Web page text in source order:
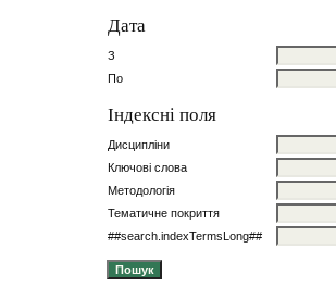
Дата
З
По
Індексні поля
Дисципліни
Ключові слова
Методологія
Тематичне покриття
##search.indexTermsLong##